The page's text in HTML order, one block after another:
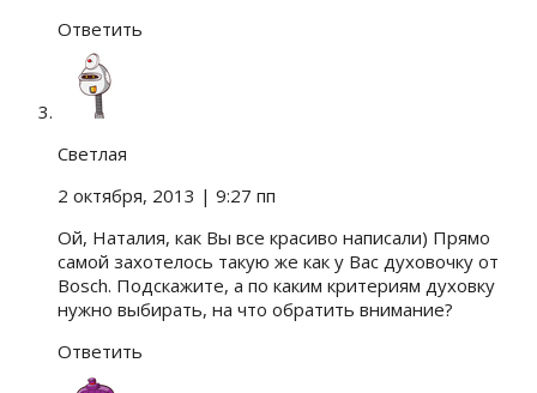
Ответить
Светлая
2 октября, 2013 | 9:27 пп
Ой, Наталия, как Вы все красиво написали) Прямо
самой захотелось такую же как у Вас духовочку от
Bosch. Подскажите, а по каким критериям духовку
нужно выбирать, на что обратить внимание?
Ответить